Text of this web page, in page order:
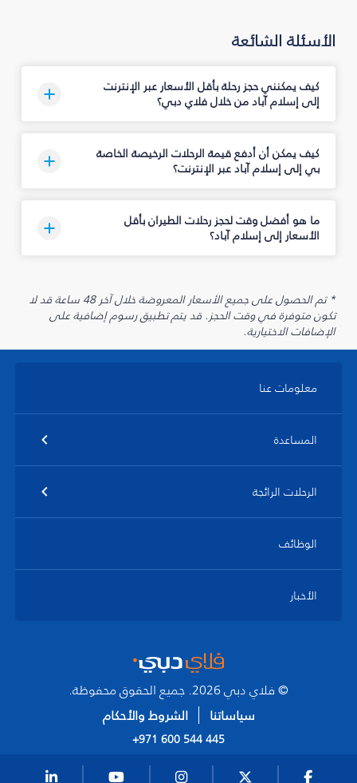
الأسئلة الشائعة
كيف يمكنني حجز رحلة بأقل الأسعار عبر الإنترنت
إلى إسلام آباد من خلال فلاي دبي؟
كيف يمكن أن أدفع قيمة الرحلات الرخيصة الخاصة
بي إلى إسلام آباد عبر الإنترنت؟
ما هو أفضل وقت لحجز رحلات الطيران بأقل
الأسعار إلى إسلام آباد؟
* تم الحصول على جميع الأسعار المعروضة خلال آخر 48 ساعة قد لا
تكون متوفرة في وقت الحجز. قد يتم تطبيق رسوم إضافية على
الإضافات الاختيارية.
معلومات عنا
المساعدة
الرحلات الرائجة
الوظائف
الأخبار
© فلاي دبي 2026. جميع الحقوق محفوظة.
سياساتنا
الشروط والأحكام
+971 600 544 445